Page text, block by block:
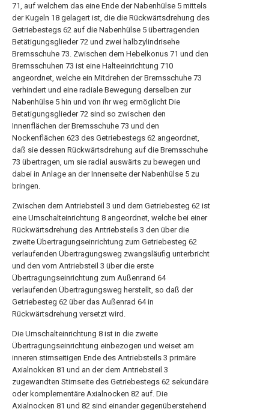
71, auf welchem das eine Ende der Nabenhülse 5 mittels
der Kugeln 18 gelagert ist, die die Rückwärtsdrehung des
Getriebestegs 62 auf die Nabenhülse 5 übertragenden
Betätigungsglieder 72 und zwei halbzylindrisehe
Bremsschuhe 73. Zwischen dem Hebelkonus 71 und den
Bremsschuhen 73 ist eine Halteeinrichtung 710
angeordnet, welche ein Mitdrehen der Bremsschuhe 73
verhindert und eine radiale Bewegung derselben zur
Nabenhülse 5 hin und von ihr weg ermöglicht Die
Betatigungsglieder 72 sind so zwischen den
Innenflächen der Bremsschuhe 73 und den
Nockenflächen 623 des Getriebestegs 62 angeordnet,
daß sie dessen Rückwärtsdrehung auf die Bremsschuhe
73 übertragen, um sie radial auswärts zu bewegen und
dabei in Anlage an der Innenseite der Nabenhülse 5 zu
bringen.
Zwischen dem Antriebsteil 3 und dem Getriebesteg 62 ist
eine Umschalteinrichtung 8 angeordnet, welche bei einer
Rückwärtsdrehung des Antriebsteils 3 den über die
zweite Übertragungseinrichtung zum Getriebesteg 62
verlaufenden Übertragungsweg zwangsläufig unterbricht
und den vom Antriebsteil 3 über die erste
Übertragungseinrichtung zum Außenrand 64
verlaufenden Übertragungsweg herstellt, so daß der
Getriebesteg 62 über das Außenrad 64 in
Rückwärtsdrehung versetzt wird.
Die Umschalteinrichtung 8 ist in die zweite
Übertragungseinrichtung einbezogen und weiset am
inneren stirnseitigen Ende des Antriebsteils 3 primäre
Axialnokken 81 und an der dem Antriebsteil 3
zugewandten Stirnseite des Getriebestegs 62 sekundäre
oder komplementäre Axialnocken 82 auf. Die
Axialnocken 81 und 82 sind einander gegenüberstehend